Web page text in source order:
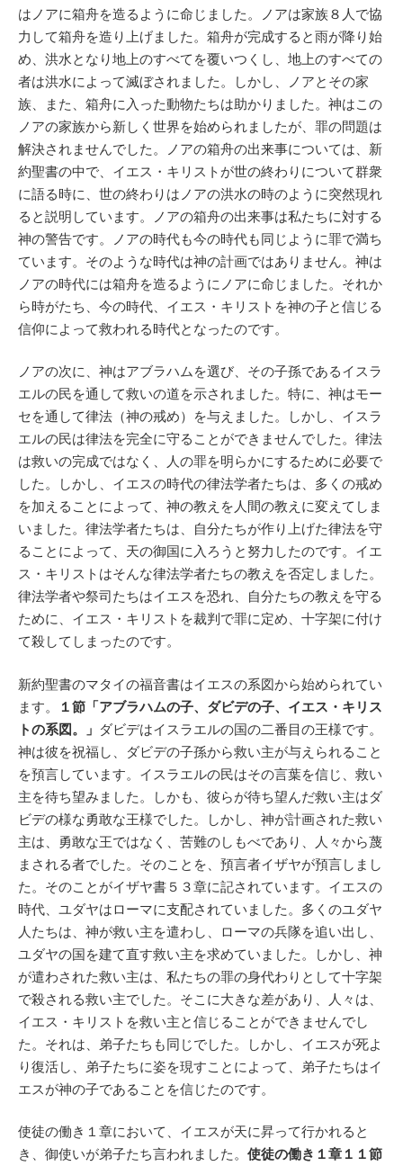
はノアに箱舟を造るように命じました。ノアは家族８人で協
力して箱舟を造り上げました。箱舟が完成すると雨が降り始
め、洪水となり地上のすべてを覆いつくし、地上のすべての
者は洪水によって滅ぼされました。しかし、ノアとその家
族、また、箱舟に入った動物たちは助かりました。神はこの
ノアの家族から新しく世界を始められましたが、罪の問題は
解決されませんでした。ノアの箱舟の出来事については、新
約聖書の中で、イエス・キリストが世の終わりについて群衆
に語る時に、世の終わりはノアの洪水の時のように突然現れ
ると説明しています。ノアの箱舟の出来事は私たちに対する
神の警告です。ノアの時代も今の時代も同じように罪で満ち
ています。そのような時代は神の計画ではありません。神は
ノアの時代には箱舟を造るようにノアに命じました。それか
ら時がたち、今の時代、イエス・キリストを神の子と信じる
信仰によって救われる時代となったのです。
ノアの次に、神はアブラハムを選び、その子孫であるイスラ
エルの民を通して救いの道を示されました。特に、神はモー
セを通して律法（神の戒め）を与えました。しかし、イスラ
エルの民は律法を完全に守ることができませんでした。律法
は救いの完成ではなく、人の罪を明らかにするために必要で
した。しかし、イエスの時代の律法学者たちは、多くの戒め
を加えることによって、神の教えを人間の教えに変えてしま
いました。律法学者たちは、自分たちが作り上げた律法を守
ることによって、天の御国に入ろうと努力したのです。イエ
ス・キリストはそんな律法学者たちの教えを否定しました。
律法学者や祭司たちはイエスを恐れ、自分たちの教えを守る
ために、イエス・キリストを裁判で罪に定め、十字架に付け
て殺してしまったのです。
新約聖書のマタイの福音書はイエスの系図から始められてい
ます。
１節「アブラハムの子、ダビデの子、イエス・キリス
トの系図。」 ダビデはイスラエルの国の二番目の王様です。
神は彼を祝福し、ダビデの子孫から救い主が与えられること
を預言しています。イスラエルの民はその言葉を信じ、救い
主を待ち望みました。しかも、彼らが待ち望んだ救い主はダ
ビデの様な勇敢な王様でした。しかし、神が計画された救い
主は、勇敢な王ではなく、苦難のしもべであり、人々から蔑
まされる者でした。そのことを、預言者イザヤが預言しまし
た。そのことがイザヤ書５３章に記されています。イエスの
時代、ユダヤはローマに支配されていました。多くのユダヤ
人たちは、神が救い主を遣わし、ローマの兵隊を追い出し、
ユダヤの国を建て直す救い主を求めていました。しかし、神
が遣わされた救い主は、私たちの罪の身代わりとして十字架
で殺される救い主でした。そこに大きな差があり、人々は、
イエス・キリストを救い主と信じることができませんでし
た。それは、弟子たちも同じでした。しかし、イエスが死よ
り復活し、弟子たちに姿を現すことによって、弟子たちはイ
エスが神の子であることを信じたのです。
使徒の働き１章において、イエスが天に昇って行かれると
き、御使いが弟子たち言われました。 使徒の働き１章１１節